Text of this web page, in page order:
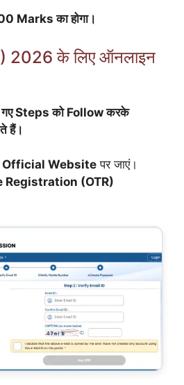
Marks का होगा।
2026 के लिए ऑनलाइन
Steps को Follow करके
हैं।
Official Website पर जाएं।
Registration (OTR)